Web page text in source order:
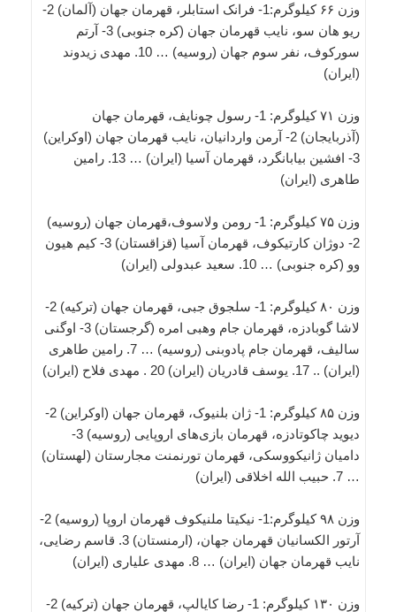
وزن ۶۶ کیلوگرم:1- فرانک استابلر، قهرمان جهان (آلمان) 2-
ریو هان سو، نایب قهرمان جهان (کره جنوبی) 3- آرتم
سورکوف، نفر سوم جهان (روسیه) … 10. مهدی زیدوند
(ایران)
وزن ۷۱ کیلوگرم: 1- رسول چونایف، قهرمان جهان
(آذربایجان) 2- آرمن واردانیان، نایب قهرمان جهان (اوکراین)
3- افشین بیابانگرد، قهرمان آسیا (ایران) … 13. رامین
طاهری (ایران)
وزن ۷۵ کیلوگرم: 1- رومن ولاسوف،قهرمان جهان (روسیه)
2- دوژان کارتیکوف، قهرمان آسیا (قزاقستان) 3- کیم هیون
وو (کره جنوبی) … 10. سعید عبدولی (ایران)
وزن ۸۰ کیلوگرم: 1- سلجوق جبی، قهرمان جهان (ترکیه) 2-
لاشا گوبادزه، قهرمان جام وهبی امره (گرجستان) 3- اوگنی
سالیف، قهرمان جام پادوبنی (روسیه) … 7. رامین طاهری
(ایران) .. 17. یوسف قادریان (ایران) 20 . مهدی فلاح (ایران)
وزن ۸۵ کیلوگرم: 1- ژان بلنیوک، قهرمان جهان (اوکراین) 2-
دیوید چاکوتادزه، قهرمان بازی‌های اروپایی (روسیه) 3-
دامیان ژانیکووسکی، قهرمان تورنمنت مجارستان (لهستان)
… 7. حبیب الله اخلاقی (ایران)
وزن ۹۸ کیلوگرم:1- نیکیتا ملنیکوف قهرمان اروپا (روسیه) 2-
آرتور الکسانیان قهرمان جهان، (ارمنستان) 3. قاسم رضایی،
نایب قهرمان جهان (ایران) … 8. مهدی علیاری (ایران)
وزن ۱۳۰ کیلوگرم: 1- رضا کایالپ، قهرمان جهان (ترکیه) 2-